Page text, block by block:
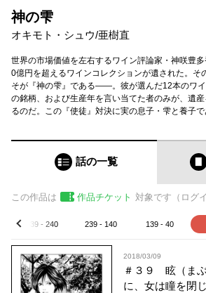
神の雫
オキモト・シュウ/亜樹直
世界の市場価値を左右するワイン評論家・神咲豊
0億円を超えるワインコレクションが遺された。そ
そが『神の雫』である――。彼が選んだ12本のワイ
の銘柄、および生産年を言い当てた者のみが、遺
るのだ。この『使徒』対決に実の息子・雫と養子で
話の一覧
この作品は 作品チケット 対象です（ログ
339 - 240 239 - 140 139 - 40
prev
2018/03/09
＃３９ 眩（ま
に、女は瞳を閉